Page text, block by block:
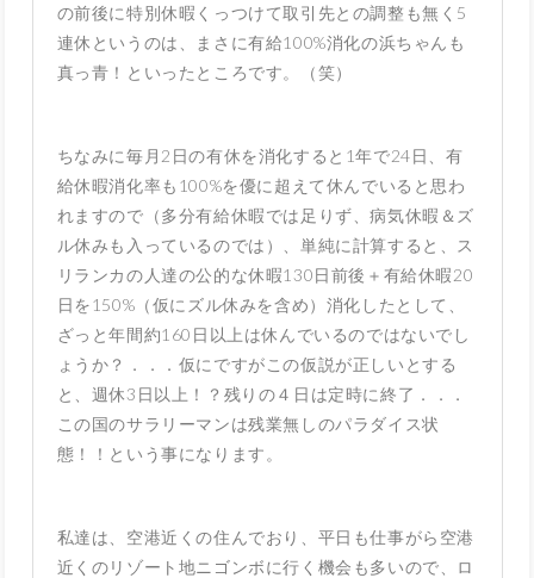
の前後に特別休暇くっつけて取引先との調整も無く5
連休というのは、まさに有給100%消化の浜ちゃんも
真っ青！といったところです。（笑）
ちなみに毎月2日の有休を消化すると1年で24日、有
給休暇消化率も100%を優に超えて休んでいると思わ
れますので（多分有給休暇では足りず、病気休暇＆ズ
ル休みも入っているのでは）、単純に計算すると、ス
リランカの人達の公的な休暇130日前後＋有給休暇20
日を150%（仮にズル休みを含め）消化したとして、
ざっと年間約160日以上は休んでいるのではないでし
ょうか？．．．仮にですがこの仮説が正しいとする
と、週休3日以上！？残りの４日は定時に終了．．．
この国のサラリーマンは残業無しのパラダイス状
態！！という事になります。
私達は、空港近くの住んでおり、平日も仕事がら空港
近くのリゾート地ニゴンボに行く機会も多いので、ロ